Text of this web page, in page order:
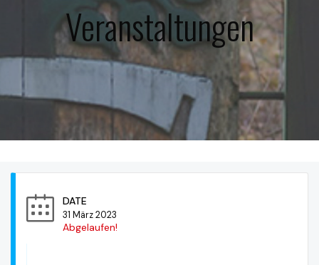
Veranstaltungen
DATE
31 März 2023
Abgelaufen!